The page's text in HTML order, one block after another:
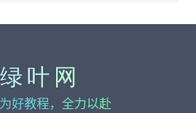
教程，全力以赴